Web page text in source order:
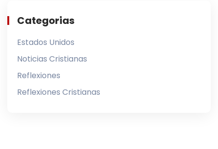
Categorias
Estados Unidos
Noticias Cristianas
Reflexiones
Reflexiones Cristianas